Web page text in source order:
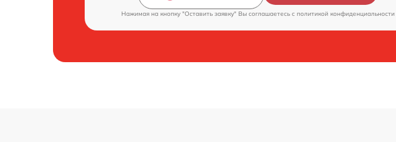
Нажимая на кнопку "Оставить заявку" Вы соглашаетесь c политикой конфиденциальности